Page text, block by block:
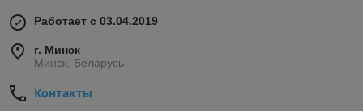
Работает с 03.04.2019
г. Минск
Минск, Беларусь
Контакты